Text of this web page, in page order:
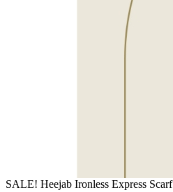
SALE! Heejab Ironless Express Scarf